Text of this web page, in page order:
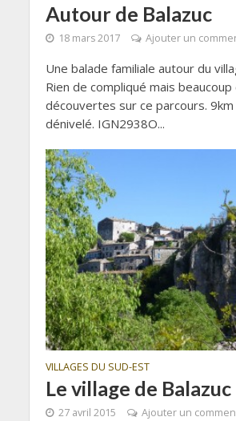
Autour de Balazuc
18 mars 2017 Ajouter un
Une balade familiale autour du
Rien de compliqué mais
découvertes sur ce parcours.
dénivelé. IGN2938O...
VILLAGES DU SUD-EST
Le village de Balazuc
27 avril 2015 Ajouter un